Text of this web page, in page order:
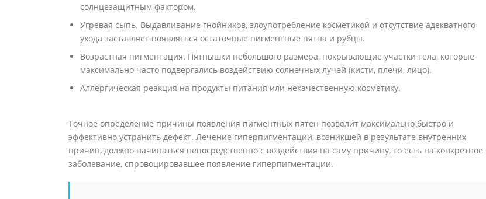
солнцезащитным фактором.
Угревая сыпь. Выдавливание гнойников, злоупотребление косметикой и отсутствие адекватного
ухода заставляет появляться остаточные пигментные пятна и рубцы.
Возрастная пигментация. Пятнышки небольшого размера, покрывающие участки тела, которые
максимально часто подвергались воздействию солнечных лучей (кисти, плечи, лицо).
Аллергическая реакция на продукты питания или некачественную косметику.
Точное определение причины появления пигментных пятен позволит максимально быстро и
эффективно устранить дефект. Лечение гиперпигментации, возникшей в результате внутренних
причин, должно начинаться непосредственно с воздействия на саму причину, то есть на конкретное
заболевание, спровоцировавшее появление гиперпигментации.